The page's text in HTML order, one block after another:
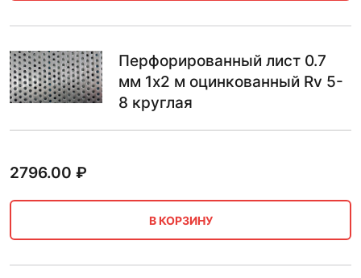
Перфорированный лист 0.7
мм 1х2 м оцинкованный Rv 5-
8 круглая
2796.00 ₽
В КОРЗИНУ